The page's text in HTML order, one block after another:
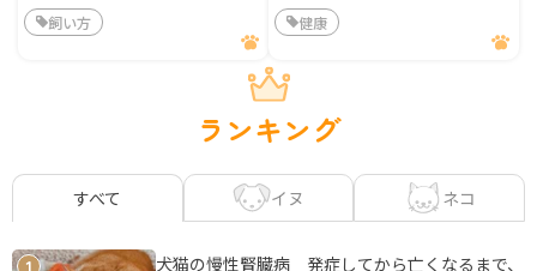
飼い方 健康
ランキング
すべて イヌ ネコ
1
犬猫の慢性腎臓病 発症してから亡くなるまで、